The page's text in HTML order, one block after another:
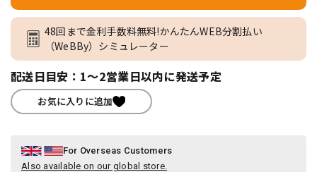
48回まで金利手数料無料!かんたんWEB分割払い
（WeBBy）シミュレーター
配送日目安：1～2営業日以内に発送予定
お気に入りに追加
For Overseas Customers
Also available on our global store.